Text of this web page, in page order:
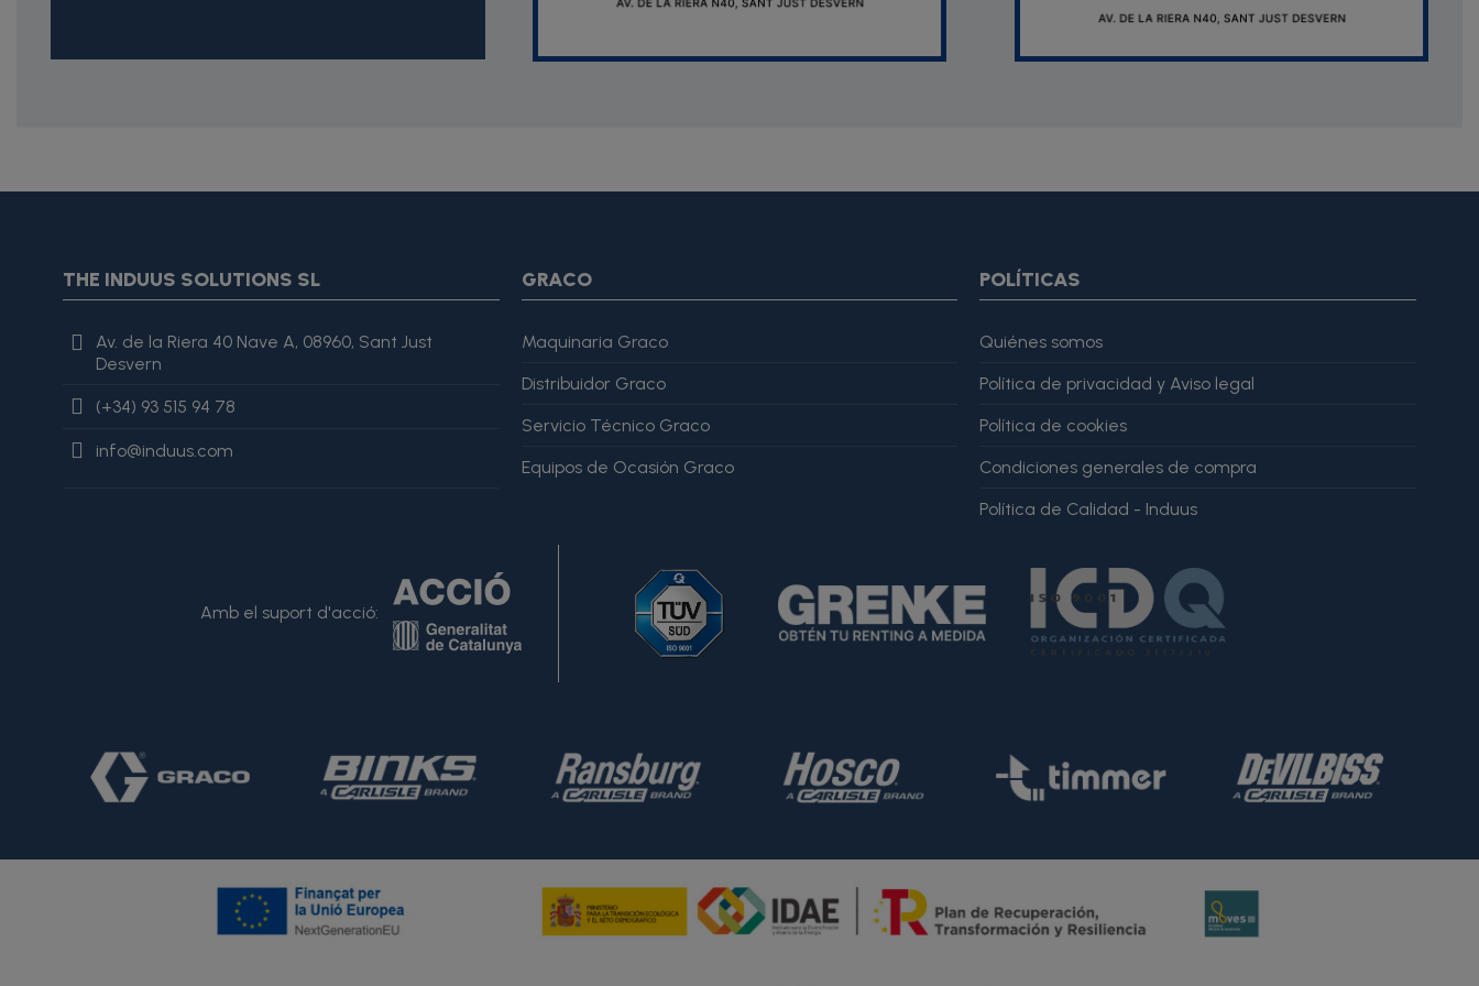
THE INDUUS SOLUTIONS SL
Av. de la Riera 40 Nave A, 08960, Sant Just
Desvern
(+34) 93 515 94 78
info@induus.com
GRACO
Maquinaria Graco
Distribuidor Graco
Servicio Técnico Graco
Equipos de Ocasión Graco
POLÍTICAS
Quiénes somos
Política de privacidad y Aviso legal
Política de cookies
Condiciones generales de compra
Política de Calidad - Induus
Amb el suport d'acció:
"review": { "@type": "Review", "author": { "@type": "Person", "name": "Alfonso Martínez" }, "reviewRating": { "@type": "Rating", "ratingValue": 4, "bestRating": 5 }, "reviewBody": "Este producto
es excelente, lo recomiendo totalmente." }